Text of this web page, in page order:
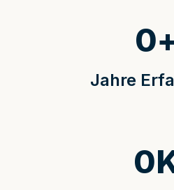
Jahre
0
0